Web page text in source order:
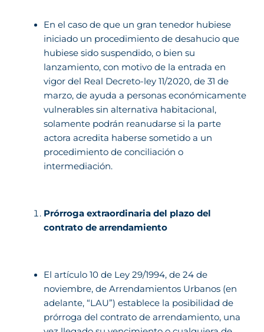
En el caso de que un gran tenedor hubiese
iniciado un procedimiento de desahucio que
hubiese sido suspendido, o bien su
lanzamiento, con motivo de la entrada en
vigor del Real Decreto-ley 11/2020, de 31 de
marzo, de ayuda a personas económicamente
vulnerables sin alternativa habitacional,
solamente podrán reanudarse si la parte
actora acredita haberse sometido a un
procedimiento de conciliación o
intermediación.
Prórroga extraordinaria del plazo del
contrato de arrendamiento
El artículo 10 de Ley 29/1994, de 24 de
noviembre, de Arrendamientos Urbanos (en
adelante, “LAU”) establece la posibilidad de
prórroga del contrato de arrendamiento, una